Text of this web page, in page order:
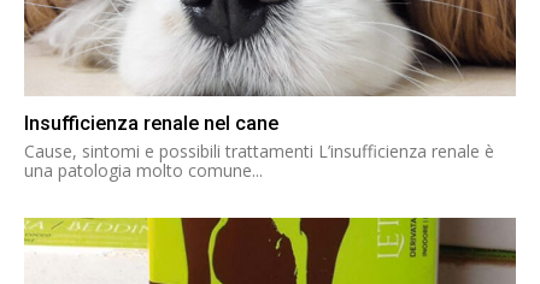
Insufficienza renale nel cane
Cause, sintomi e possibili trattamenti L’insufficienza renale è
una patologia molto comune...